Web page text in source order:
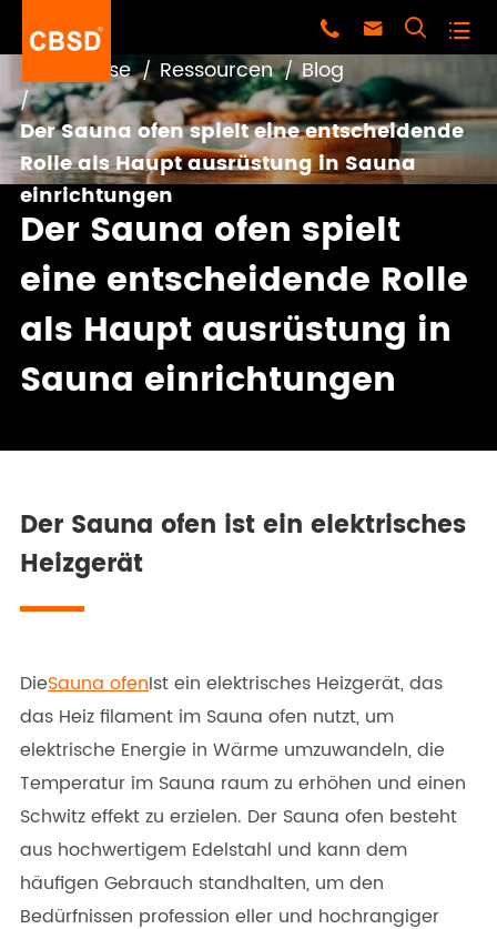
   
Zuhause Ressourcen
Blog
Der Sauna ofen spielt eine entscheidende
Rolle als Haupt ausrüstung in Sauna
einrichtungen
Der Sauna ofen spielt
eine entscheidende Rolle
als Haupt ausrüstung in
Sauna einrichtungen
Der Sauna ofen ist ein elektrisches
Heizgerät
DieSauna ofenIst ein elektrisches Heizgerät, das
das Heiz filament im Sauna ofen nutzt, um
elektrische Energie in Wärme umzuwandeln, die
Temperatur im Sauna raum zu erhöhen und einen
Schwitz effekt zu erzielen. Der Sauna ofen besteht
aus hochwertigem Edelstahl und kann dem
häufigen Gebrauch standhalten, um den
Bedürfnissen profession eller und hochrangiger